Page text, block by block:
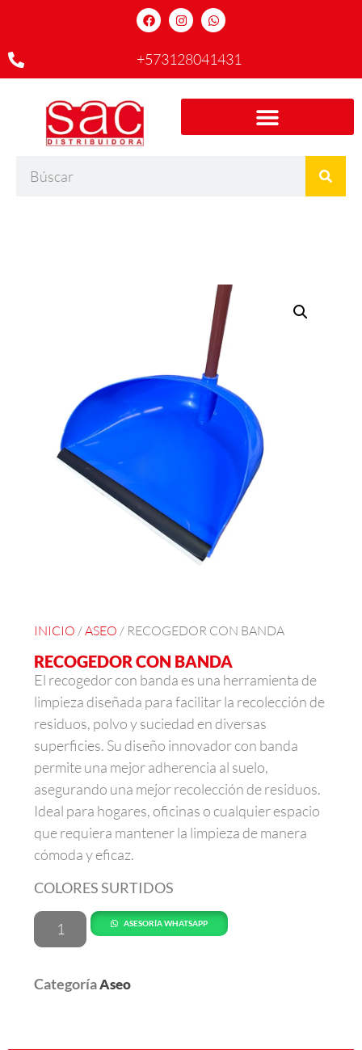
+573128041431
INICIO /ASEO / RECOGEDOR CON BANDA
RECOGEDOR CON BANDA
El recogedor con banda es una herramienta de
limpieza diseñada para facilitar la recolección de
residuos, polvo y suciedad en diversas
superficies. Su diseño innovador con banda
permite una mejor adherencia al suelo,
asegurando una mejor recolección de residuos.
Ideal para hogares, oficinas o cualquier espacio
que requiera mantener la limpieza de manera
cómoda y eficaz.
COLORES SURTIDOS
ASESORÍA WHATSAPP
CategoríaAseo